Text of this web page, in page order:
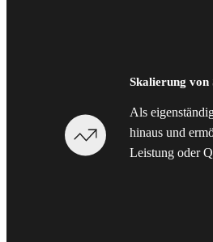
Skalierung von
Als
hinaus und
Leistung oder